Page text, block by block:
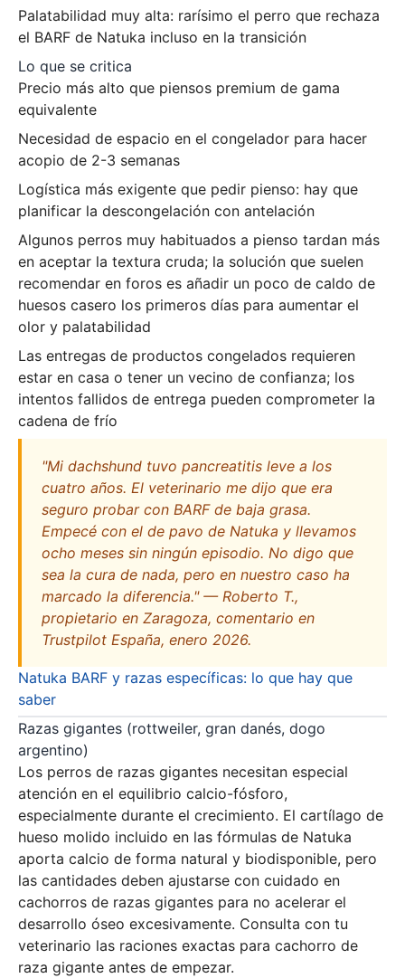
Palatabilidad muy alta: rarísimo el perro que rechaza
el BARF de Natuka incluso en la transición
Lo que se critica
Precio más alto que piensos premium de gama
equivalente
Necesidad de espacio en el congelador para hacer
acopio de 2-3 semanas
Logística más exigente que pedir pienso: hay que
planificar la descongelación con antelación
Algunos perros muy habituados a pienso tardan más
en aceptar la textura cruda; la solución que suelen
recomendar en foros es añadir un poco de caldo de
huesos casero los primeros días para aumentar el
olor y palatabilidad
Las entregas de productos congelados requieren
estar en casa o tener un vecino de confianza; los
intentos fallidos de entrega pueden comprometer la
cadena de frío
"Mi dachshund tuvo pancreatitis leve a los
cuatro años. El veterinario me dijo que era
seguro probar con BARF de baja grasa.
Empecé con el de pavo de Natuka y llevamos
ocho meses sin ningún episodio. No digo que
sea la cura de nada, pero en nuestro caso ha
marcado la diferencia." — Roberto T.,
propietario en Zaragoza, comentario en
Trustpilot España, enero 2026.
Natuka BARF y razas específicas: lo que hay que
saber
Razas gigantes (rottweiler, gran danés, dogo
argentino)
Los perros de razas gigantes necesitan especial
atención en el equilibrio calcio-fósforo,
especialmente durante el crecimiento. El cartílago de
hueso molido incluido en las fórmulas de Natuka
aporta calcio de forma natural y biodisponible, pero
las cantidades deben ajustarse con cuidado en
cachorros de razas gigantes para no acelerar el
desarrollo óseo excesivamente. Consulta con tu
veterinario las raciones exactas para cachorro de
raza gigante antes de empezar.